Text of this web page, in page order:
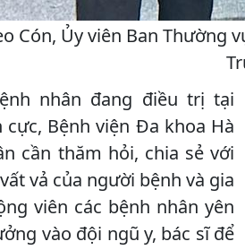
Cón, Ủy viên Ban Thường
nhân đang điều trị tại
cực, Bệnh viện Đa khoa Hà
cần thăm hỏi, chia sẻ với
vả của người bệnh và gia
viên các bệnh nhân yên
vào đội ngũ y, bác sĩ để